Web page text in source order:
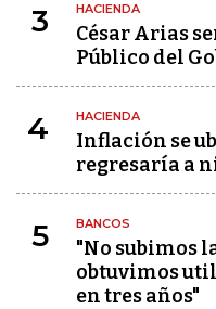
3 HACIENDA
César Arias
Público del
4 HACIENDA
Inflación se
regresaría a
5 BANCOS
"No subimos
obtuvimos
en tres años"